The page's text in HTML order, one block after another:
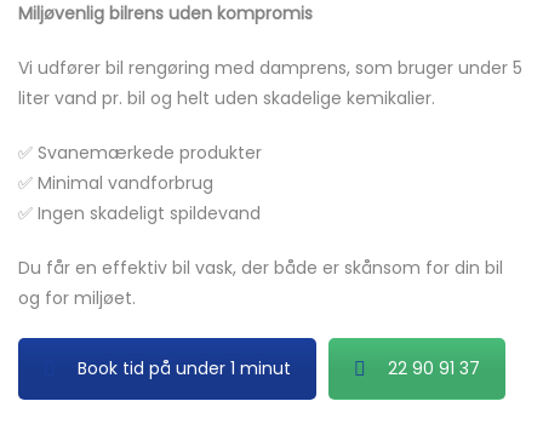
Miljøvenlig bilrens uden kompromis
Vi udfører bil rengøring med damprens, som bruger under 5
liter vand pr. bil og helt uden skadelige kemikalier.
✅ Svanemærkede produkter
✅ Minimal vandforbrug
✅ Ingen skadeligt spildevand
Du får en effektiv bil vask, der både er skånsom for din bil
og for miljøet.
Book tid på under 1 minut 22 90 91 37